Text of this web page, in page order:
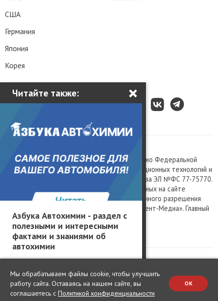
Читайте также: ×
Азбука Автохимии - раздел с
полезными и интересными
фактами и знаниями об
автохимии
США
Германия
Япония
Корея
Сетевое издание «Kolesa.ru», зарегистрировано Федеральной
службой по надзору в сфере связи, информационных технологий и
массовых коммуникаций, номер свидетельства ЭЛ №ФС 77-75770.
Любое использование материалов, размещенных на сайте
www.kolesa.ru, допускается только с письменного разрешения
правообладателя. Учредитель ООО «Президент-Медиа». Главный
редактор Баландин М.А. 0+
Политика конфиденциальности
Мы обрабатываем файлы cookie, чтобы улучшить
работу сайта. Оставаясь на нашем сайте, вы
соглашаетесь с Политикой конфиденциальности
OK